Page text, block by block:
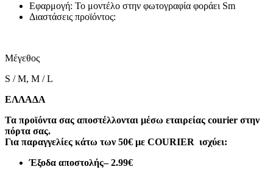
Εφαρμογή: Το μοντέλο στην φωτογραφία φοράει Sm
Διαστάσεις προϊόντος:
Μέγεθος
S / M, M / L
ΕΛΛΑΔΑ
Τα προϊόντα σας αποστέλλονται μέσω εταιρείας courier στην
πόρτα σας.
Για παραγγελίες κάτω των 50€ με COURIER ισχύει:
Έξοδα αποστολής– 2.99€